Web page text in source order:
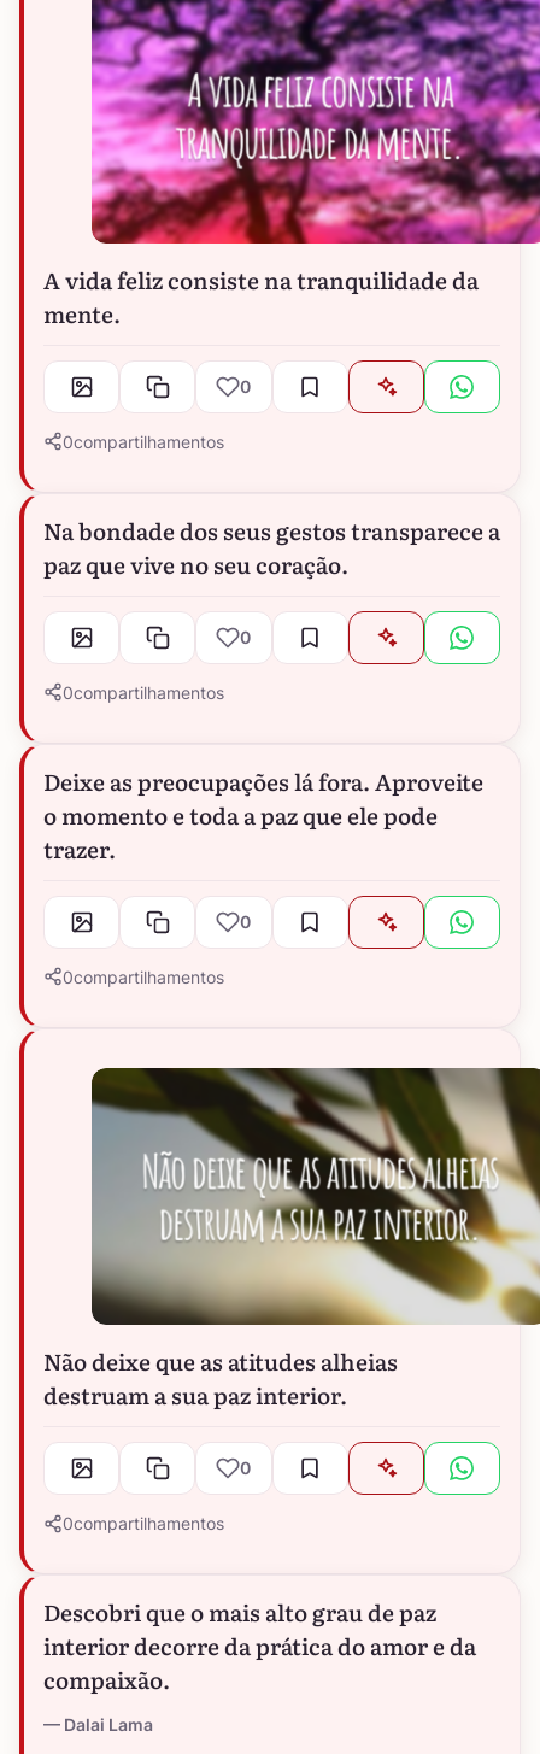
A vida feliz consiste na tranquilidade da
mente.
0
0compartilhamentos
Na bondade dos seus gestos transparece a
paz que vive no seu coração.
0
0compartilhamentos
Deixe as preocupações lá fora. Aproveite
o momento e toda a paz que ele pode
trazer.
0
0compartilhamentos
Não deixe que as atitudes alheias
destruam a sua paz interior.
0
0compartilhamentos
Descobri que o mais alto grau de paz
interior decorre da prática do amor e da
compaixão.
Dalai Lama